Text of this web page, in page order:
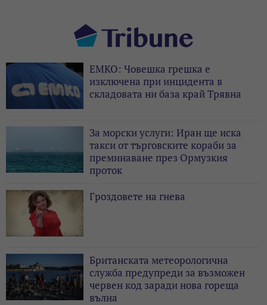
ЕМКО: Човешка грешка е
изключена при инцидента в
складовата ни база край Трявна
За морски услуги: Иран ще иска
такси от търговските кораби за
преминаване през Ормузкия
проток
Гроздовете на гнева
Британската метеорологична
служба предупреди за възможен
червен код заради нова гореща
вълна